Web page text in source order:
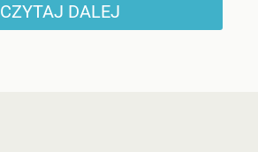
CZYTAJ DALEJ